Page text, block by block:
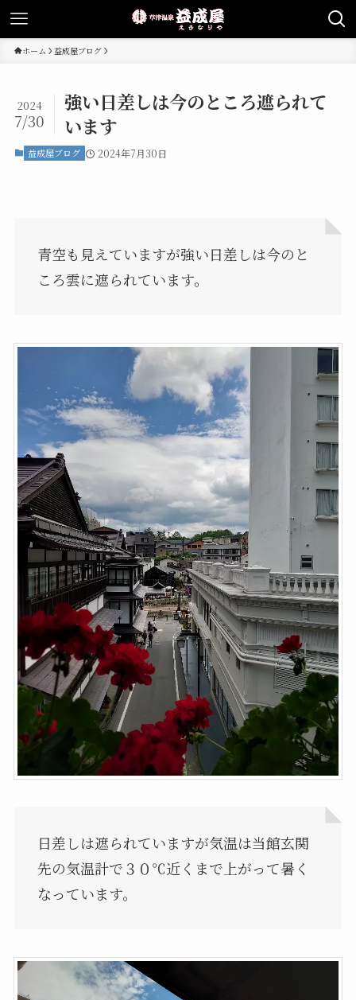
ホーム 益成屋ブログ
強い日差しは今のところ遮られて
います
2024
7/30
益成屋ブログ 2024年7月30日
青空も見えていますが強い日差しは今のと
ころ雲に遮られています。
日差しは遮られていますが気温は当館玄関
先の気温計で３０℃近くまで上がって暑く
なっています。